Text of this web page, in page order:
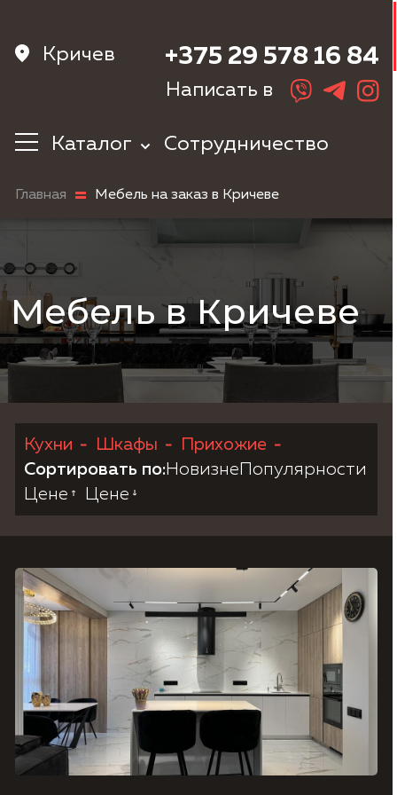
Кричев
Каталог
прихожую
Шкафы
Мебель в
спальню
Детская мебель
Сотрудничество
+375 29 578 16 84
Написать в
Главная Мебель на заказ в Кричеве
Мебель в Кричеве
Кухни Шкафы
Прихожие
Сортировать по:Новизне Популярности
Цене
Цене